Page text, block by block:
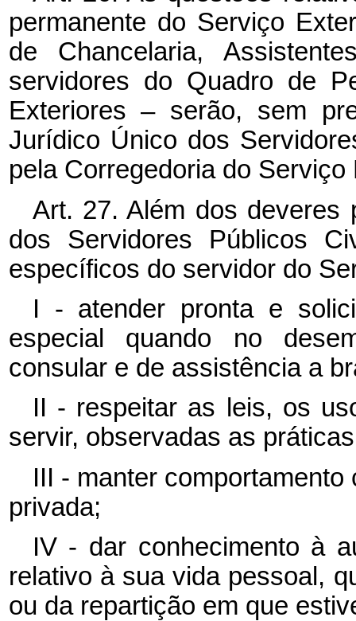
permanente do Serviço
de Chancelaria,
servidores do Quadro de
Exteriores – serão, sem
Jurídico Único dos
pela Corregedoria do Serviço
Art. 27. Além dos deveres
dos Servidores Públicos
específicos do servidor do
I - atender pronta e
especial quando no
consular e de assistência a
II - respeitar as leis, os
servir, observadas as
III - manter
privada;
IV - dar conhecimento à
relativo à sua vida pessoal,
ou da repartição em que